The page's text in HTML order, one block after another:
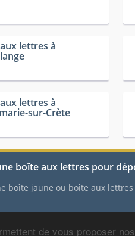
de vous proposer
lettres à
lettres à
sur-Crète
boîte aux lettres pour
boîte jaune ou boîte aux lettres